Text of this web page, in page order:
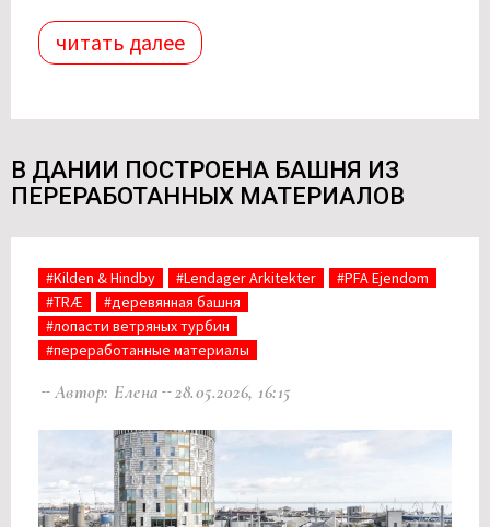
читать далее
В ДАНИИ ПОСТРОЕНА БАШНЯ ИЗ
ПЕРЕРАБОТАННЫХ МАТЕРИАЛОВ
#Kilden & Hindby #Lendager Arkitekter
#PFA Ejendom
#TRÆ
#деревянная башня
#лопасти ветряных турбин
#переработанные материалы
Автор: Елена 28.05.2026, 16:15